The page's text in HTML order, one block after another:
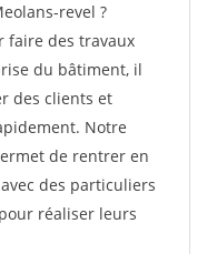
revel ?
faire des travaux
du bâtiment, il
des clients et
Notre
de rentrer en
des particuliers
réaliser leurs